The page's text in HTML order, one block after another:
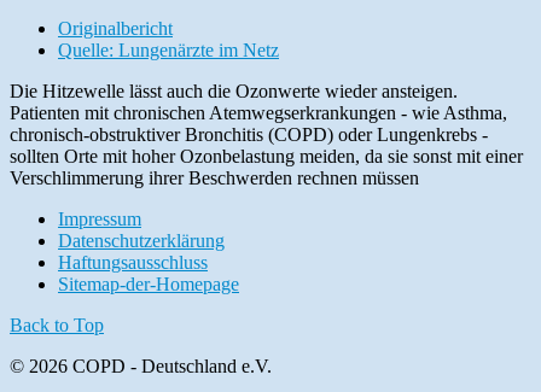
Originalbericht
Quelle: Lungenärzte im Netz
Die Hitzewelle lässt auch die Ozonwerte wieder ansteigen.
Patienten mit chronischen Atemwegserkrankungen - wie Asthma,
chronisch-obstruktiver Bronchitis (COPD) oder Lungenkrebs -
sollten Orte mit hoher Ozonbelastung meiden, da sie sonst mit einer
Verschlimmerung ihrer Beschwerden rechnen müssen
Impressum
Datenschutzerklärung
Haftungsausschluss
Sitemap-der-Homepage
Back to Top
© 2026 COPD - Deutschland e.V.